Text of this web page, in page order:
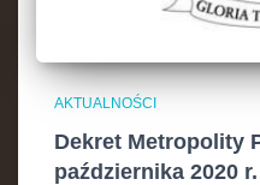
AKTUALNOŚCI
Dekret Metropolity
października 2020 r.